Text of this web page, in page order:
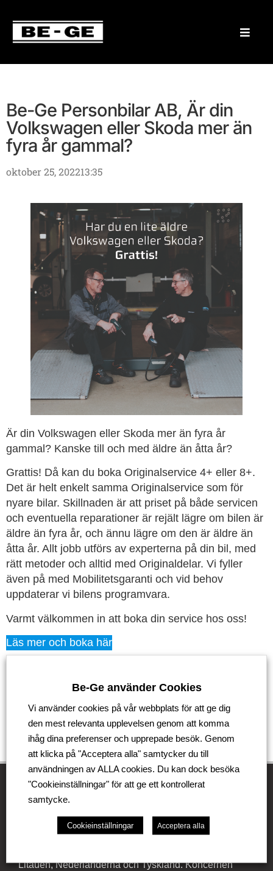
Be-Ge Personbilar AB, Är din
Volkswagen eller Skoda mer än
fyra år gammal?
oktober 25, 202213:35
Är din Volkswagen eller Skoda mer än fyra år
gammal? Kanske till och med äldre än åtta år?
Grattis! Då kan du boka Originalservice 4+ eller 8+.
Det är helt enkelt samma Originalservice som för
nyare bilar. Skillnaden är att priset på både servicen
och eventuella reparationer är rejält lägre om bilen är
äldre än fyra år, och ännu lägre om den är äldre än
åtta år. Allt jobb utförs av experterna på din bil, med
rätt metoder och alltid med Originaldelar. Vi fyller
även på med Mobilitetsgaranti och vid behov
uppdaterar vi bilens programvara.
Varmt välkommen in att boka din service hos oss!
Läs mer och boka här
Be-Ge Koncernen
Litauen, Nederländerna och Tyskland. Koncernen
Be-Ge använder Cookies
Vi använder cookies på vår webbplats för att ge dig
den mest relevanta upplevelsen genom att komma
ihåg dina preferenser och upprepade besök. Genom
att klicka på "Acceptera alla" samtycker du till
användningen av ALLA cookies. Du kan dock besöka
"Cookieinställningar" för att ge ett kontrollerat
samtycke.
Cookieinställningar Acceptera alla